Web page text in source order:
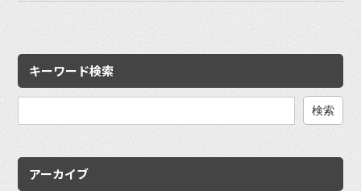
キーワード検索
アーカイブ